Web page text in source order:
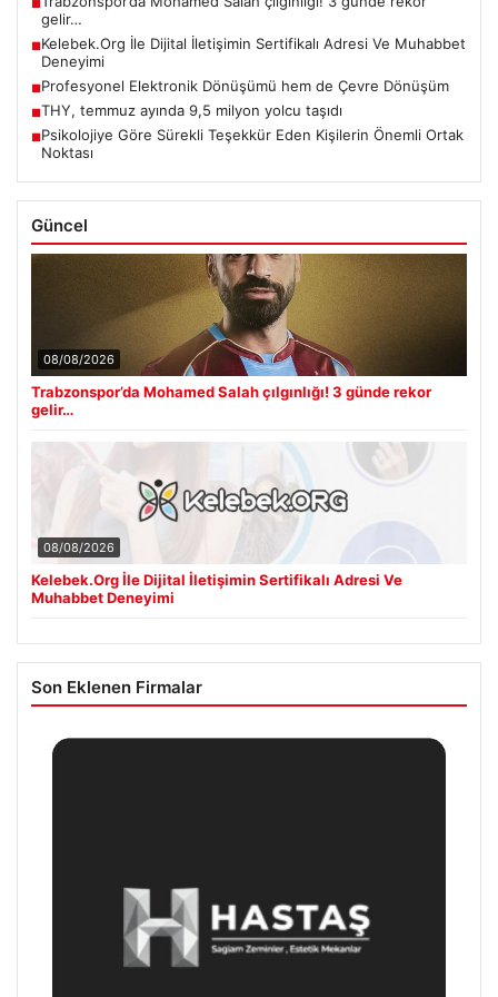
■
gelir…
■Kelebek.Org İle Dijital İletişimin Sertifikalı Adresi Ve Muhabbet
Deneyimi
■Profesyonel Elektronik Dönüşümü hem de Çevre Dönüşüm
■THY, temmuz ayında 9,5 milyon yolcu taşıdı
■Psikolojiye Göre Sürekli Teşekkür Eden Kişilerin Önemli Ortak
Noktası
Güncel
08/08/2026
Trabzonspor’da Mohamed Salah çılgınlığı! 3 günde rekor
gelir…
08/08/2026
Kelebek.Org İle Dijital İletişimin Sertifikalı Adresi Ve
Muhabbet Deneyimi
Son Eklenen Firmalar